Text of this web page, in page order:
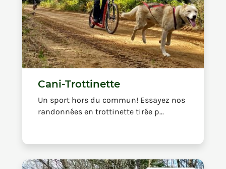
Cani-Trottinette
Un sport hors du commun! Essayez nos
randonnées en trottinette tirée p...